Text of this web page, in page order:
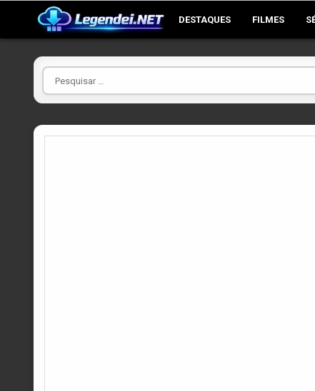
DESTAQUES FILMES
Pesquisar
por